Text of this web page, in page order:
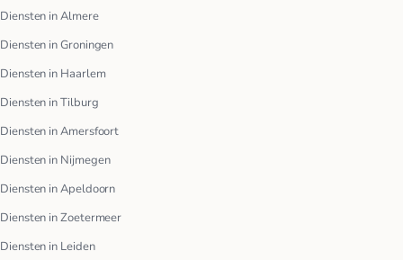
Diensten in Almere
Diensten in Groningen
Diensten in Haarlem
Diensten in Tilburg
Diensten in Amersfoort
Diensten in Nijmegen
Diensten in Apeldoorn
Diensten in Zoetermeer
Diensten in Leiden